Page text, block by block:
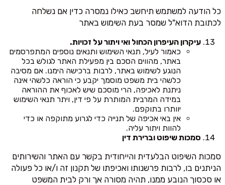
כל הודעה למשתמש תיחשב כאילו נמסרה כדין אם נשלחה
לכתובת הדוא"ל שמסר בעת השימוש באתר
עיקרון העיפרון הכחול ואי ויתור על זכויות.
כאמור לעיל, תנאי השימוש ותנאים נוספים המתפרסמים
באתר, מהווים הסכם בין מפעילת האתר לגולש בכל
הנוגע לשימוש באתר, לרבות ברכישה הימנו. אם מסיבה
כלשהי בית משפט מוסמך יקבע כי הוראה כלשהי אינה
ניתנת לאכיפה, הרי מוסכם שיש לאכוף את ההוראה
במידה המרבית המותרת על פי דין, ויתר תנאי השימוש
יוותרו בתוקפם.
אין באי אכיפה של תנייה כדי לגרוע מתוקפה או כדי
להוות ויתור עליה.
סמכות שיפוט וברירת דין
סמכות השיפוט הבלעדית והייחודית בקשר עם האתר והשירותים
הניתנים בו, לרבות פרשנותו ואכיפתו של תקנון זה ו/או כל פעולה
או סכסוך הנובע ממנו, תהיה מסורה אך ורק לבית המשפט